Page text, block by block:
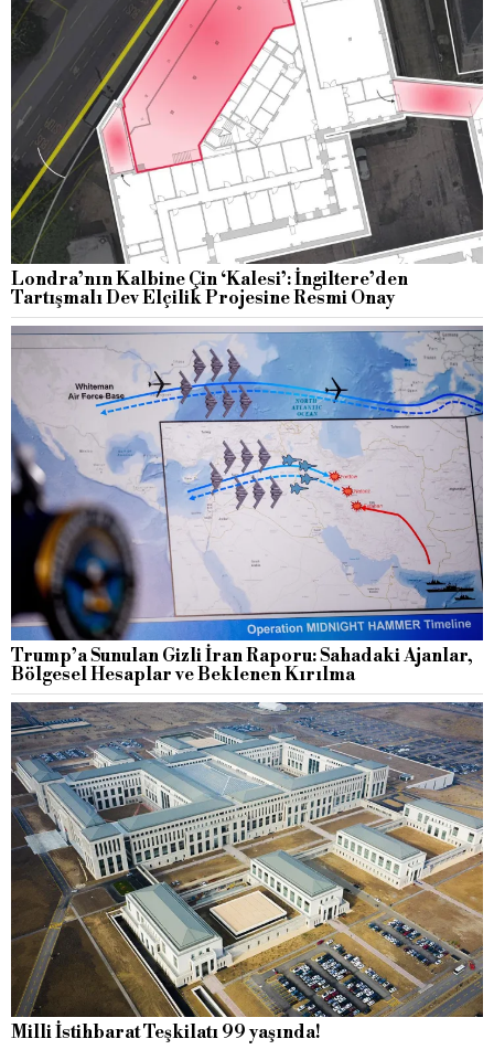
Londra’nın Kalbine Çin ‘Kalesi’: İngiltere’den
Tartışmalı Dev Elçilik Projesine Resmi Onay
Trump’a Sunulan Gizli İran Raporu: Sahadaki Ajanlar,
Bölgesel Hesaplar ve Beklenen Kırılma
Milli İstihbarat Teşkilatı 99 yaşında!